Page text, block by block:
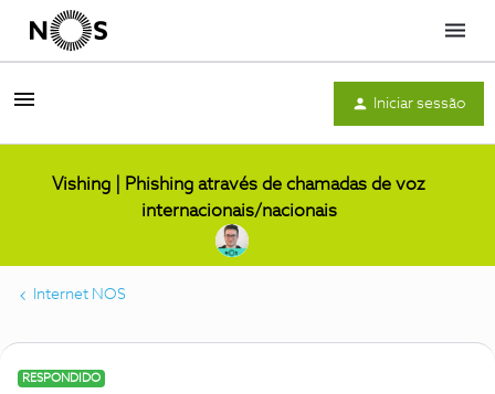
Menu
Iniciar sessão
Vishing | Phishing através de chamadas de voz
internacionais/nacionais
Internet NOS
RESPONDIDO